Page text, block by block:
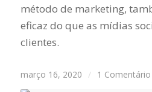
método de marketing,
eficaz do que as mídias
clientes.
março 16, 2020 / 1 Comentário